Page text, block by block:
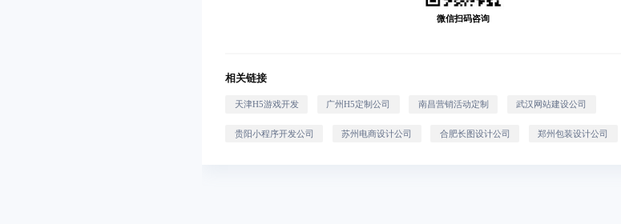
微信扫码咨询
相关链接
天津H5游戏开发 广州H5定制公司 南昌营销活动定制 武汉网站建设公司
贵阳小程序开发公司 苏州电商设计公司 合肥长图设计公司 郑州包装设计公司